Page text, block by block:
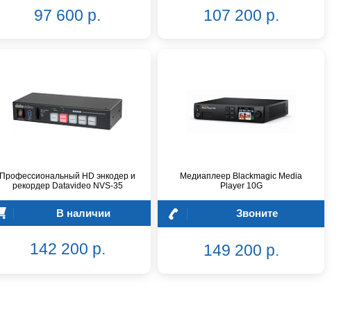
97 600 р. 107 200 р.
Профессиональный HD энкодер и
рекордер Datavideo NVS-35
В наличии
142 200 р.
Медиаплеер Blackmagic Media
Player 10G
Звоните
149 200 р.